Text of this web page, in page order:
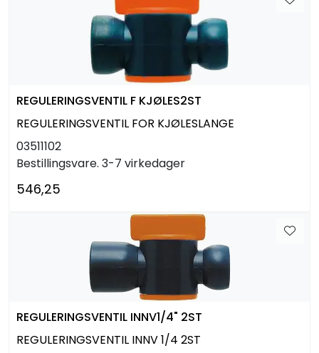
REGULERINGSVENTIL F KJØLES2ST
REGULERINGSVENTIL FOR KJØLESLANGE
03511102
Bestillingsvare. 3-7 virkedager
546,25
REGULERINGSVENTIL INNV1/4" 2ST
REGULERINGSVENTIL INNV 1/4 2ST